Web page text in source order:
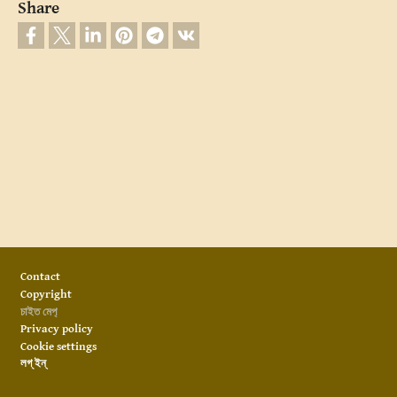
Share
Contact
Copyright
চাইত মেপ‍্
Privacy policy
Cookie settings
লগ্ ইন্